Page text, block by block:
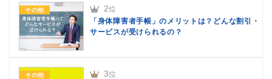
その他 2位
「身体障害者手帳」のメリットは？どんな割引・
サービスが受けられるの？
その他 3位